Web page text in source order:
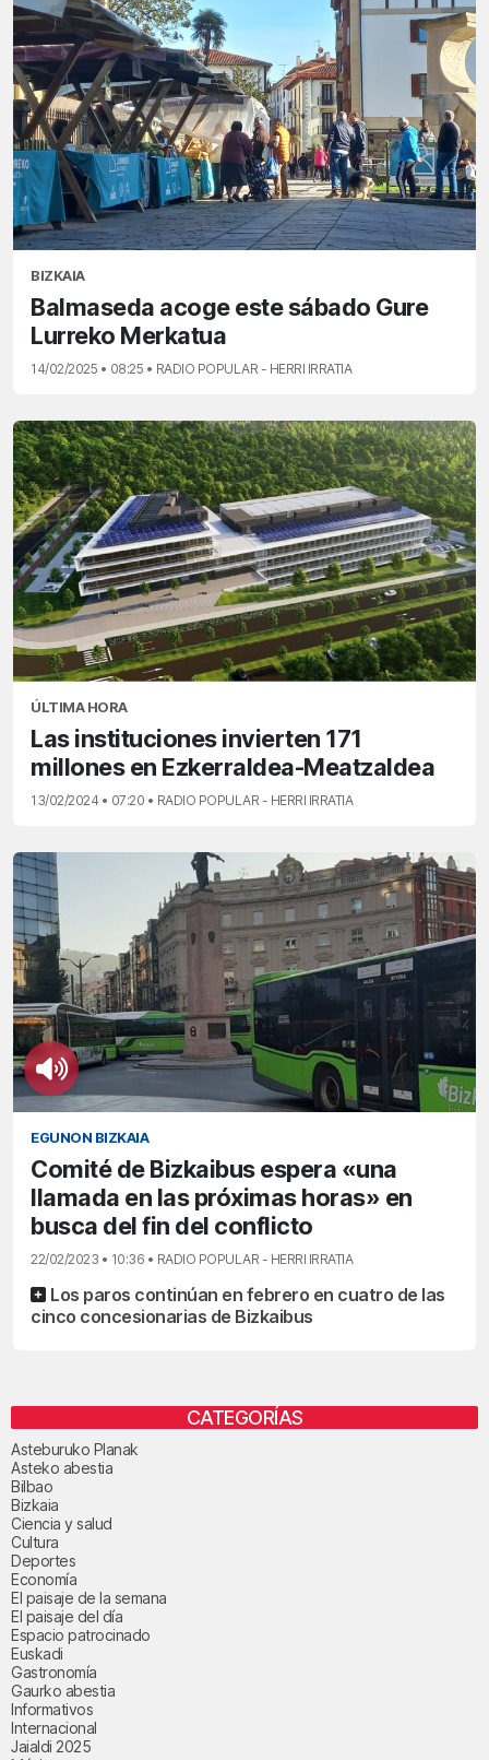
BIZKAIA
Balmaseda acoge este sábado Gure
Lurreko Merkatua
14/02/2025 • 08:25 • RADIO POPULAR - HERRI IRRATIA
ÚLTIMA HORA
Las instituciones invierten 171
millones en Ezkerraldea-Meatzaldea
13/02/2024 • 07:20 • RADIO POPULAR - HERRI IRRATIA
EGUNON BIZKAIA
Comité de Bizkaibus espera «una
llamada en las próximas horas» en
busca del fin del conflicto
22/02/2023 • 10:36 • RADIO POPULAR - HERRI IRRATIA
Los paros continúan en febrero en cuatro de las
cinco concesionarias de Bizkaibus
CATEGORÍAS
Asteburuko Planak
Asteko abestia
Bilbao
Bizkaia
Ciencia y salud
Cultura
Deportes
Economía
El paisaje de la semana
El paisaje del día
Espacio patrocinado
Euskadi
Gastronomía
Gaurko abestia
Informativos
Internacional
Jaialdi 2025